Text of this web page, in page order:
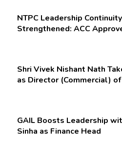
NTPC Leadership Continuity
Strengthened: ACC
Shri Vivek Nishant Nath
as Director (Commercial) of
GAIL Boosts Leadership
Sinha as Finance Head